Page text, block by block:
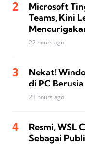
Microsoft
Teams, Kini
22 hours ago
Nekat!
di PC
23 hours ago
Resmi, WSL
Sebagai